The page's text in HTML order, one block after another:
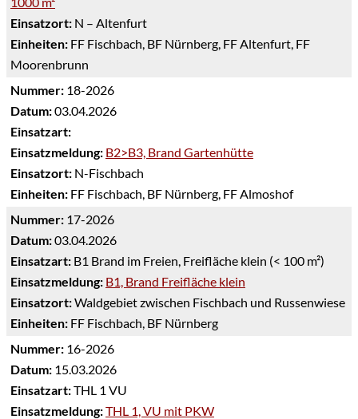
Einsatzort: N – Altenfurt
Einheiten: FF Fischbach, BF Nürnberg, FF Altenfurt, FF
Moorenbrunn
Nummer: 18-2026
Datum:03.04.2026
Einsatzart:
Einsatzmeldung: B2>B3, Brand Gartenhütte
Einsatzort: N-Fischbach
Einheiten: FF Fischbach, BF Nürnberg, FF Almoshof
Nummer: 17-2026
Datum:03.04.2026
Einsatzart: B1 Brand im Freien, Freifläche klein (< 100 m²)
Einsatzmeldung: B1, Brand Freifläche klein
Einsatzort:Waldgebiet zwischen Fischbach und Russenwiese
Einheiten: FF Fischbach, BF Nürnberg
Nummer: 16-2026
Datum: 15.03.2026
Einsatzart:THL 1 VU
Einsatzmeldung:THL 1, VU mit PKW